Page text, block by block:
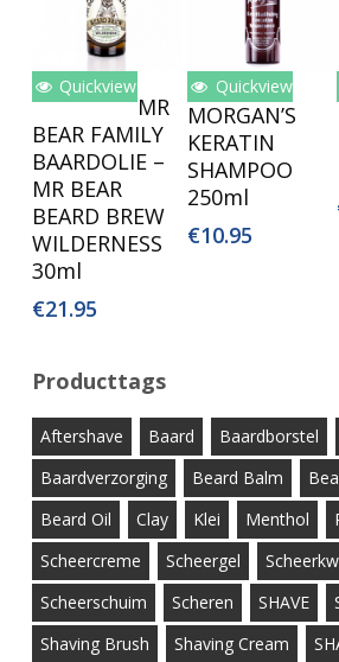
Toevoegen
Aan
Winkelwagen
Quickview
MR
BEAR FAMILY
BAARDOLIE –
MR BEAR
BEARD BREW
WILDERNESS
30ml
€21.95
Toevoegen
Aan
Winkelwagen
Quickview
MORGAN’S
KERATIN
SHAMPOO
250ml
€10.95
Producttags
Aftershave Baard Baardborstel
Baardverzorging
Beard Balm
Beard Oil
Clay Klei Menthol
Scheercreme
Scheergel
Scheerschuim
Scheren SHAVE
Shaving Brush
Shaving Cream